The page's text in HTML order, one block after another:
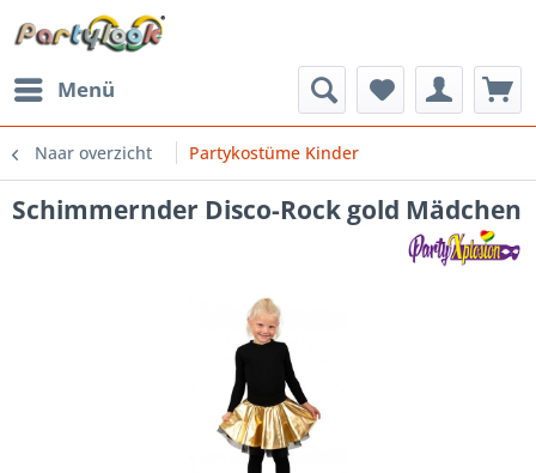
Menü
Naar overzicht Partykostüme Kinder
Schimmernder Disco-Rock gold Mädchen